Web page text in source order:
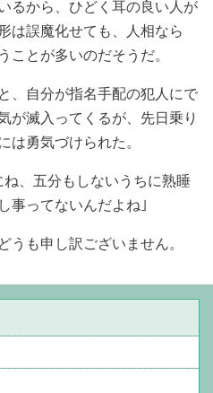
るから、ひどく耳の良い人が
は誤魔化せても、人相なら
ことが多いのだそうだ。
、自分が指名手配の犯人にで
が滅入ってくるが、先日乗り
は勇気づけられた。
、五分もしないうちに熟睡
事ってないんだよね｣
も申し訳ございません。